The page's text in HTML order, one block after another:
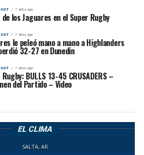
7 años ago
de los Jaguares en el Super Rugby
7 años ago
le peleó mano a mano a Highlanders
32-27 en Dunedin
7 años ago
BULLS 13-45 CRUSADERS –
del Partido – Video
EL CLIMA
SALTA, AR